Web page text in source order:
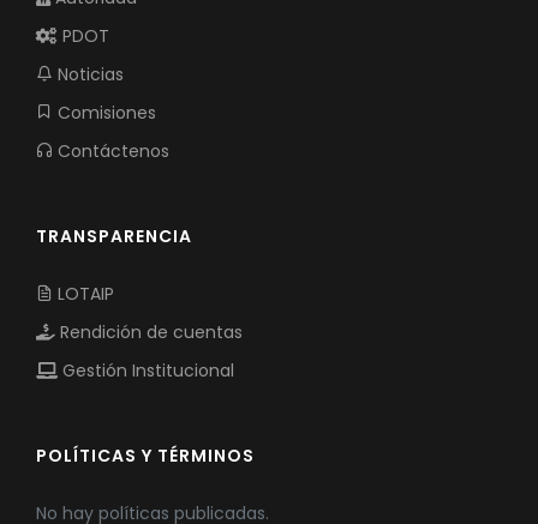
PDOT
Noticias
Comisiones
Contáctenos
TRANSPARENCIA
LOTAIP
Rendición de cuentas
Gestión Institucional
POLÍTICAS Y TÉRMINOS
No hay políticas publicadas.